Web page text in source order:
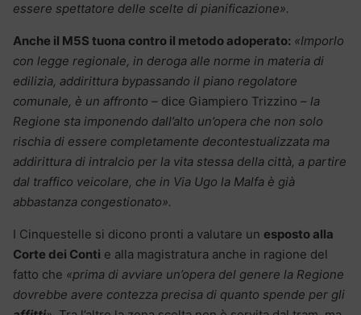
essere spettatore delle scelte di pianificazione».
Anche il M5S tuona contro il metodo adoperato: «Imporlo
con legge regionale, in deroga alle norme in materia di
edilizia, addirittura bypassando il piano regolatore
comunale, è un affronto – dice Giampiero Trizzino – la
Regione sta imponendo dall’alto un’opera che non solo
rischia di essere completamente decontestualizzata ma
addirittura di intralcio per la vita stessa della città, a partire
dal traffico veicolare, che in Via Ugo la Malfa è già
abbastanza congestionato».
I Cinquestelle si dicono pronti a valutare un esposto alla
Corte dei Conti e alla magistratura anche in ragione del
fatto che «prima di avviare un’opera del genere la Regione
dovrebbe avere contezza precisa di quanto spende per gli